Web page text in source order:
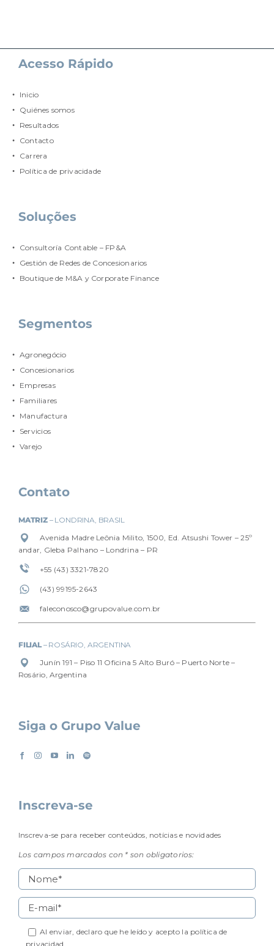
Acesso Rápido
Inicio
Quiénes somos
Resultados
Contacto
Carrera
Política de privacidade
Soluções
Consultoría Contable – FP&A
Gestión de Redes de Concesionarios
Boutique de M&A y Corporate Finance
Segmentos
Agronegócio
Concesionarios
Empresas
Familiares
Manufactura
Servicios
Varejo
Contato
MATRIZ– LONDRINA, BRASIL
Avenida Madre Leônia Milito, 1500, Ed. Atsushi Tower – 25º
andar, Gleba Palhano – Londrina – PR
+55 (43) 3321-7820
(43) 99195-2643
faleconosco@grupovalue.com.br
FILIAL– ROSÁRIO, ARGENTINA
Junín 191 – Piso 11 Oficina 5 Alto Buró – Puerto Norte –
Rosário, Argentina
Siga o Grupo Value
Inscreva-se
Inscreva-se para receber conteúdos, notícias e novidades
Los campos marcados con * son obligatorios:
Al enviar, declaro que he leído y acepto la política de
privacidad.